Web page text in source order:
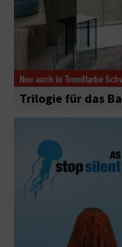
Trilogie für das
Neu auch in Trendfarbe